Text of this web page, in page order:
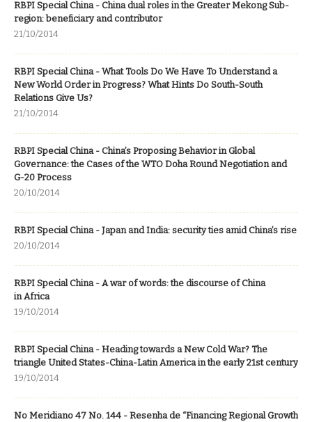
RBPI Special China - China dual roles in the Greater Mekong Sub-
region: beneficiary and contributor
21/10/2014
RBPI Special China - What Tools Do We Have To Understand a
New World Order in Progress? What Hints Do South-South
Relations Give Us?
21/10/2014
RBPI Special China - China’s Proposing Behavior in Global
Governance: the Cases of the WTO Doha Round Negotiation and
G-20 Process
20/10/2014
RBPI Special China - Japan and India: security ties amid China’s rise
20/10/2014
RBPI Special China - A war of words: the discourse of China
in Africa
19/10/2014
RBPI Special China - Heading towards a New Cold War? The
triangle United States-China-Latin America in the early 21st century
19/10/2014
No Meridiano 47 No. 144 - Resenha de “Financing Regional Growth